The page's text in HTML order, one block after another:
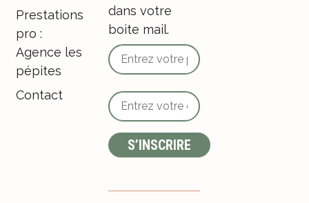
Prestations
pro :
Agence les
pépites
Contact
dans votre
boite mail.